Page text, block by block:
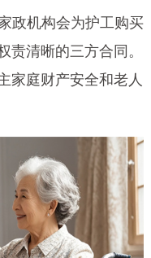
政机构会为护工购买
责清晰的三方合同。
家庭财产安全和老人